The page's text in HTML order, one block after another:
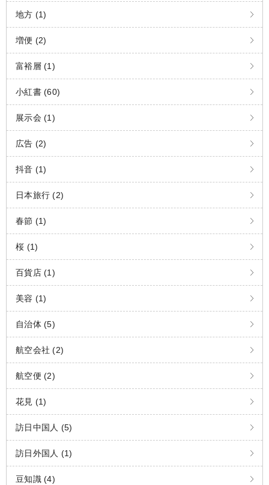
地方 (1)
増便 (2)
富裕層 (1)
小紅書 (60)
展示会 (1)
広告 (2)
抖音 (1)
日本旅行 (2)
春節 (1)
桜 (1)
百貨店 (1)
美容 (1)
自治体 (5)
航空会社 (2)
航空便 (2)
花見 (1)
訪日中国人 (5)
訪日外国人 (1)
豆知識 (4)